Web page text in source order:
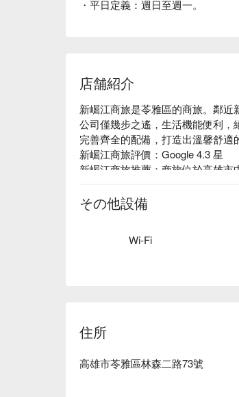
・平日定義：週日至週一。
店舗紹介
新崛江商旅是苓雅區的商旅。鄰
公司僅幾步之遙，生活機能便利
完善齊全的配備，打造出溫馨舒適
新崛江商旅評價：Google 4.3 星
新崛江商旅推薦：商旅位於高雄
內，鄰近公車站及捷運站，交通
休息，同時享受探索城市的便利。
新崛江商旅優惠、新崛江商旅住
その他設備
Wi-Fi
住所
高雄市苓雅區林森二路73號